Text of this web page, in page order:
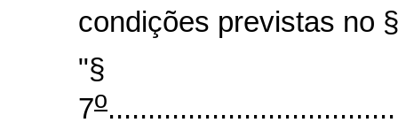
condições previstas no
"§
7o